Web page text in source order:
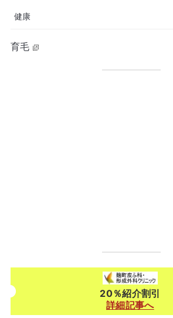
健康
育毛
20％紹介割引
詳細記事へ